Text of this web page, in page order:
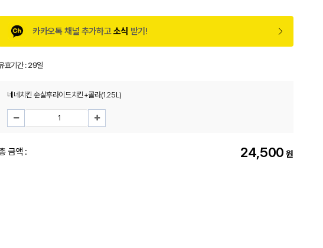
카카오톡 채널 추가하고소식 받기!
효기간 :29일
네네치킨 순살후라이드치킨+콜라(1.25L)
금액 : 24,500 원